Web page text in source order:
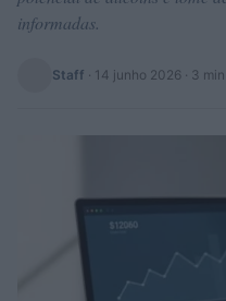
informadas.
Staff · 14 junho 2026 · 3 min